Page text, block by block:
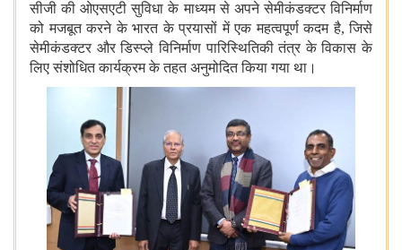
सीजी की ओएसएटी सुविधा के माध्यम से अपने सेमीकंडक्टर विनिर्माण
को मजबूत करने के भारत के प्रयासों में एक महत्वपूर्ण कदम है, जिसे
सेमीकंडक्टर और डिस्प्ले विनिर्माण पारिस्थितिकी तंत्र के विकास के
लिए संशोधित कार्यक्रम के तहत अनुमोदित किया गया था।